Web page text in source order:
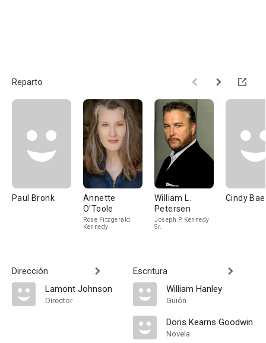
Reparto
Paul Bronk
Annette
O'Toole
Rose Fitzgerald
Kennedy
William L.
Petersen
Joseph P. Kennedy
Sr.
Cindy
Dirección
Lamont Johnson
Director
Escritura
William Hanley
Guión
Doris Kearns Goodwin
Novela